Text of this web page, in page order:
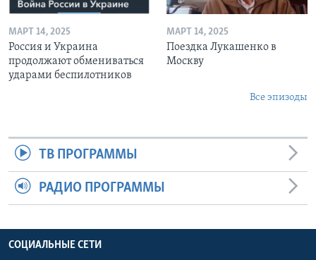
МАРТ 14, 2025
Россия и Украина
продолжают обмениваться
ударами беспилотников
МАРТ 14, 2025
Поездка Лукашенко в
Москву
Все эпизоды
ТВ ПРОГРАММЫ
РАДИО ПРОГРАММЫ
СОЦИАЛЬНЫЕ СЕТИ